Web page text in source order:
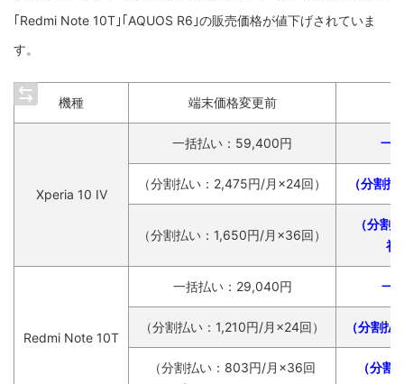
｢Redmi Note 10T｣｢AQUOS R6｣の販売価格が値下げされていま
す。
機種 端末価格変更前
Xperia 10 IV
一括払い：59,400円 一
（分割払い：2,475円/月×24回） （分割
（分割払い：1,650円/月×36回）
（分割
初
Redmi Note 10T
一括払い：29,040円 一
（分割払い：1,210円/月×24回） （分割
（分割払い：803円/月×36回
（分